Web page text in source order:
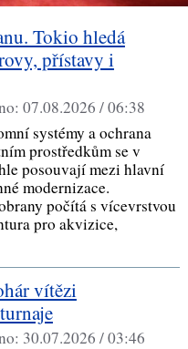
Tokio hledá
přístavy i
07.08.2026 / 06:38
systémy a ochrana
prostředkům se v
posouvají mezi hlavní
modernizace.
počítá s vícevrstvou
pro akvizice,
vítězi
30.07.2026 / 03:46